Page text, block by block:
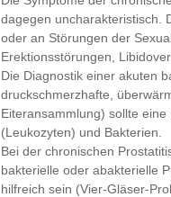
dagegen uncharakteristisch.
oder an Störungen der
Erektionsstörungen,
Die Diagnostik einer akuten
druckschmerzhafte,
Eiteransammlung) sollte
(Leukozyten) und Bakterien.
Bei der chronischen
bakterielle oder abakterielle
hilfreich sein (Vier-Gläser-